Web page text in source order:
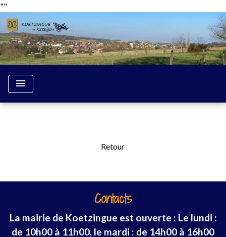
""
menu
Retour
Contacts
La mairie de Koetzingue est ouverte : Le lundi :
de 10h00 à 11h00, le mardi : de 14h00 à 16h00